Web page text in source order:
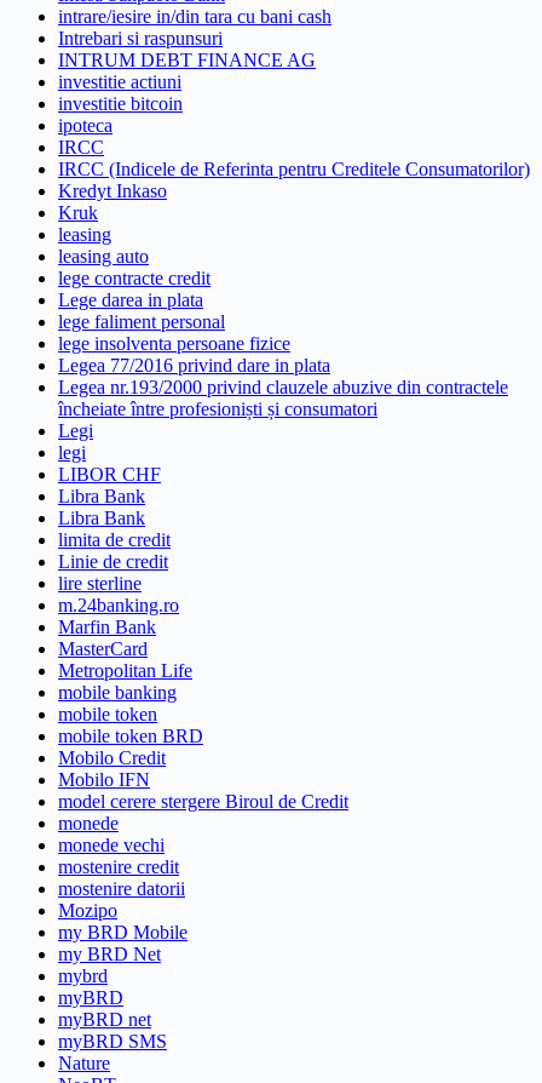
intrare/iesire in/din tara cu bani cash
Intrebari si raspunsuri
INTRUM DEBT FINANCE AG
investitie actiuni
investitie bitcoin
ipoteca
IRCC
IRCC (Indicele de Referinta pentru Creditele Consumatorilor)
Kredyt Inkaso
Kruk
leasing
leasing auto
lege contracte credit
Lege darea in plata
lege faliment personal
lege insolventa persoane fizice
Legea 77/2016 privind dare in plata
Legea nr.193/2000 privind clauzele abuzive din contractele
încheiate între profesioniști și consumatori
Legi
legi
LIBOR CHF
Libra Bank
Libra Bank
limita de credit
Linie de credit
lire sterline
m.24banking.ro
Marfin Bank
MasterCard
Metropolitan Life
mobile banking
mobile token
mobile token BRD
Mobilo Credit
Mobilo IFN
model cerere stergere Biroul de Credit
monede
monede vechi
mostenire credit
mostenire datorii
Mozipo
my BRD Mobile
my BRD Net
mybrd
myBRD
myBRD net
myBRD SMS
Nature